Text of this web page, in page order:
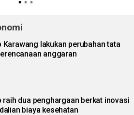
Karawang lakukan perubahan tata
anggaran
raih dua penghargaan berkat inovasi
biaya kesehatan